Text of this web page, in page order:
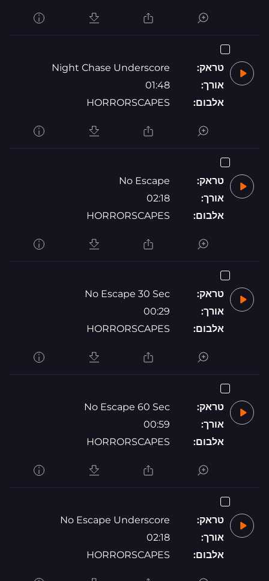
טראק:
Night Chase Underscore
אורך:
01:48
אלבום:
HORRORSCAPES
טראק:
No Escape
אורך:
02:18
אלבום:
HORRORSCAPES
טראק:
No Escape 30 Sec
אורך:
00:29
אלבום:
HORRORSCAPES
טראק:
No Escape 60 Sec
אורך:
00:59
אלבום:
HORRORSCAPES
טראק:
No Escape Underscore
אורך:
02:18
אלבום:
HORRORSCAPES